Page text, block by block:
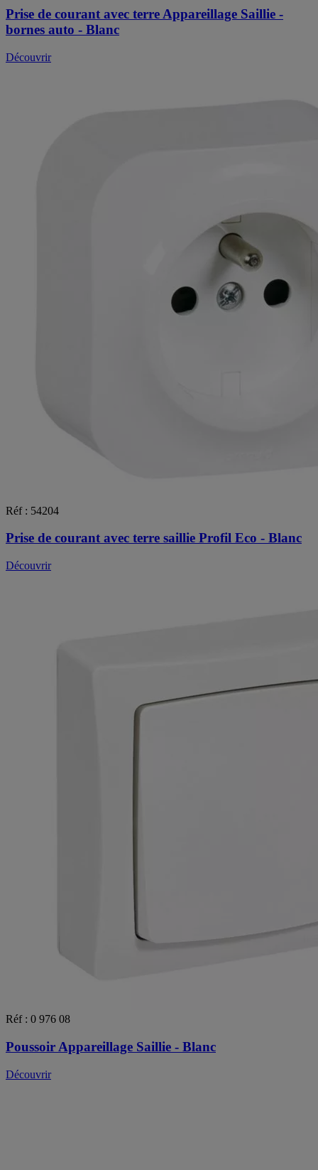
Prise de courant avec terre Appareillage Saillie -
bornes auto - Blanc
Découvrir
Réf : 54204
Prise de courant avec terre saillie Profil Eco - Blanc
Découvrir
Réf : 0 976 08
Poussoir Appareillage Saillie - Blanc
Découvrir